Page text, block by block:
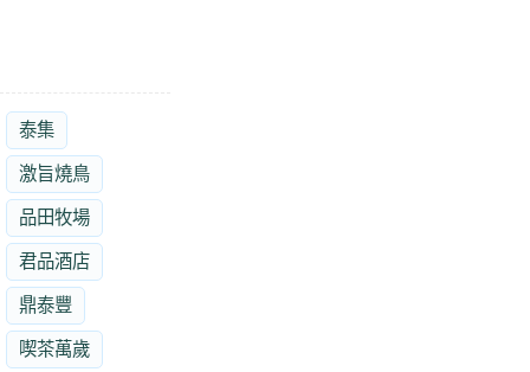
泰集
激旨燒鳥
品田牧場
君品酒店
鼎泰豐
喫茶萬歲